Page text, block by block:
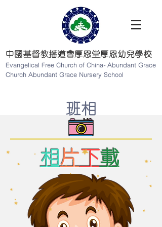
中國基督教播道會厚恩堂厚恩幼兒學校
Evangelical Free Church of China- Abundant Grace
Church Abundant Grace Nursery School
班相
相片下載